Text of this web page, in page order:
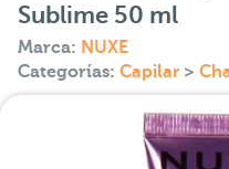
Sublime 50 ml
Marca: NUXE
Categorías: Capilar >